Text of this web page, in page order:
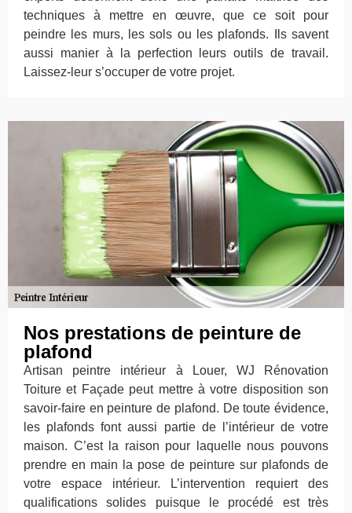
techniques à mettre en œuvre, que ce soit pour
peindre les murs, les sols ou les plafonds. Ils savent
aussi manier à la perfection leurs outils de travail.
Laissez-leur s’occuper de votre projet.
Nos prestations de peinture de
plafond
Artisan peintre intérieur à Louer, WJ Rénovation
Toiture et Façade peut mettre à votre disposition son
savoir-faire en peinture de plafond. De toute évidence,
les plafonds font aussi partie de l’intérieur de votre
maison. C’est la raison pour laquelle nous pouvons
prendre en main la pose de peinture sur plafonds de
votre espace intérieur. L’intervention requiert des
qualifications solides puisque le procédé est très